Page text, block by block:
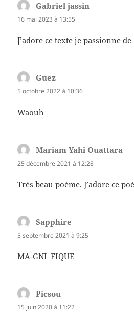
Gabriel jassin
16 mai 2023 à 13:55
J’adore ce texte je passionne
Guez
5 octobre 2022 à 10:36
Waouh
Mariam Yahï Ouattara
25 décembre 2021 à 12:28
Très beau poème. J’adore ce
Sapphire
5 septembre 2021 à 9:25
MA-GNI_FIQUE
Picsou
15 juin 2020 à 11:22